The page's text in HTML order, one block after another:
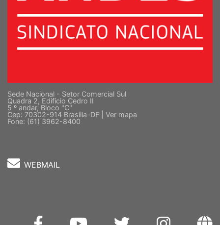
Sede Nacional - Setor Comercial Sul
Quadra 2, Edifício Cedro II
5 º andar, Bloco "C"
Cep: 70302-914 Brasília-DF | Ver mapa
Fone: (61) 3962-8400
WEBMAIL